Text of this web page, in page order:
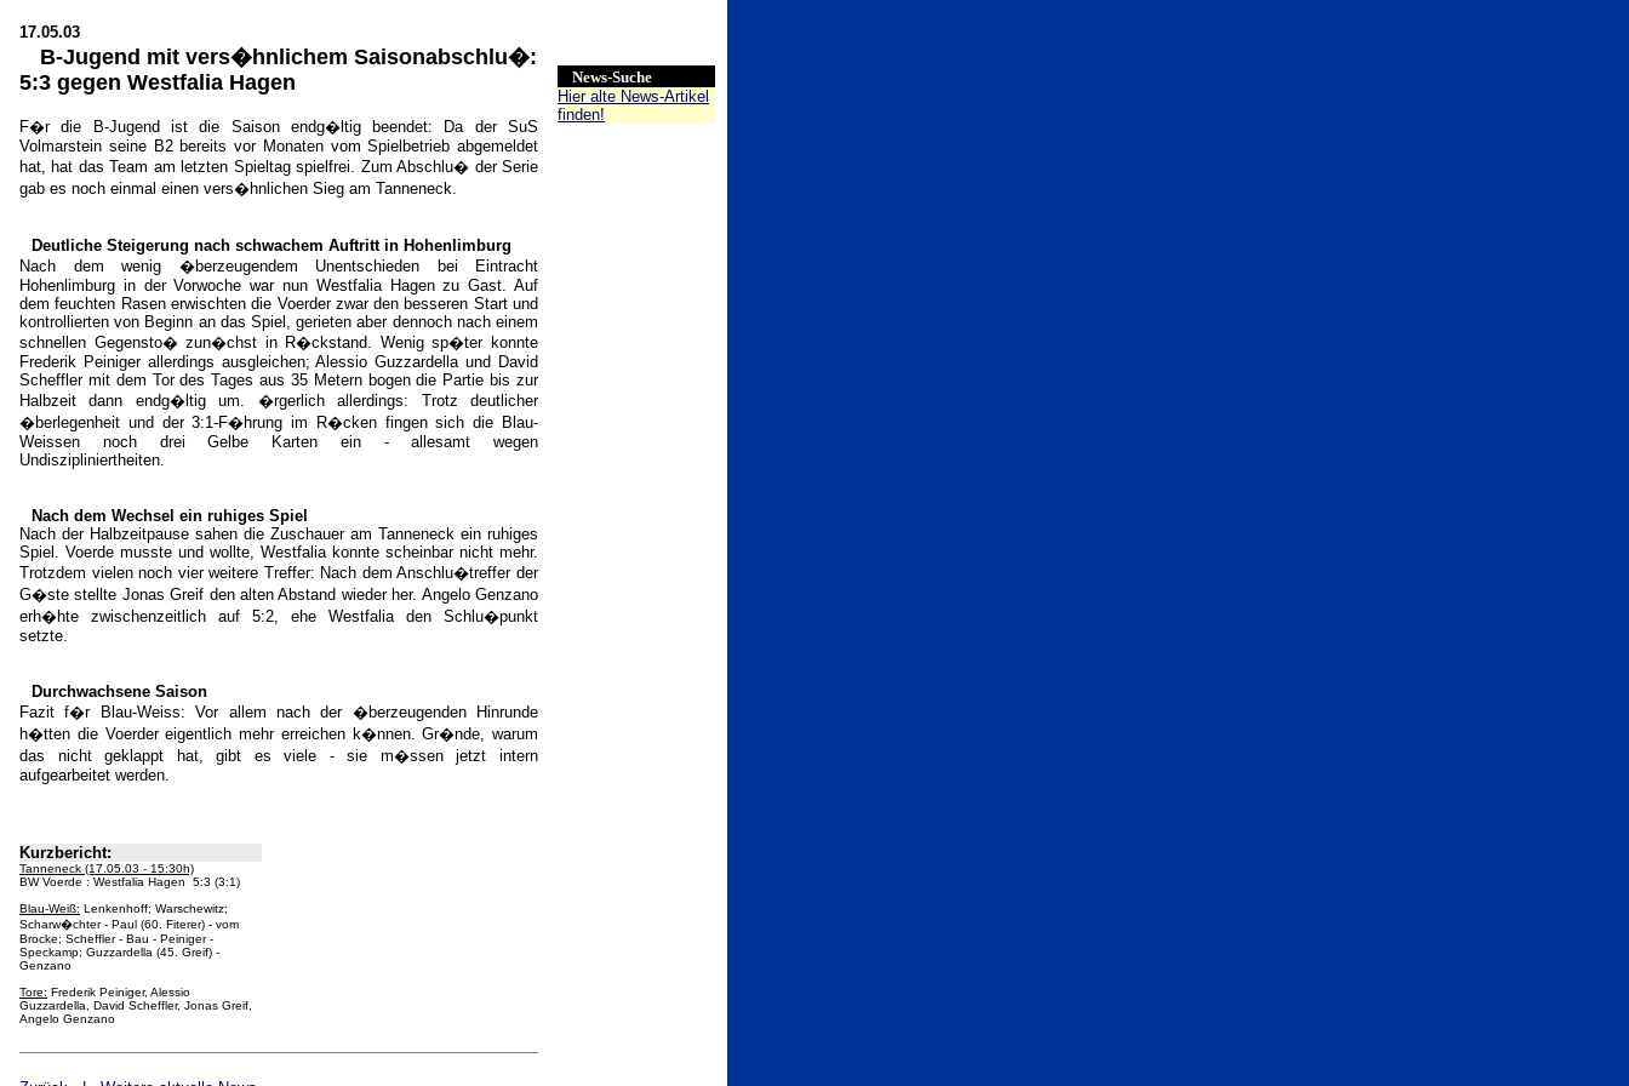
17.05.03
B-Jugend mit vers�hnlichem Saisonabschlu�:
5:3 gegen Westfalia Hagen
F�r die B-Jugend ist die Saison endg�ltig beendet: Da der SuS
Volmarstein seine B2 bereits vor Monaten vom Spielbetrieb abgemeldet
hat, hat das Team am letzten Spieltag spielfrei. Zum Abschlu� der Serie
gab es noch einmal einen vers�hnlichen Sieg am Tanneneck.
Deutliche Steigerung nach schwachem Auftritt in Hohenlimburg
Nach dem wenig �berzeugendem Unentschieden bei Eintracht
Hohenlimburg in der Vorwoche war nun Westfalia Hagen zu Gast. Auf
dem feuchten Rasen erwischten die Voerder zwar den besseren Start und
kontrollierten von Beginn an das Spiel, gerieten aber dennoch nach einem
schnellen Gegensto� zun�chst in R�ckstand. Wenig sp�ter konnte
Frederik Peiniger allerdings ausgleichen; Alessio Guzzardella und David
Scheffler mit dem Tor des Tages aus 35 Metern bogen die Partie bis zur
Halbzeit dann endg�ltig um. �rgerlich allerdings: Trotz deutlicher
�berlegenheit und der 3:1-F�hrung im R�cken fingen sich die Blau-
Weissen noch drei Gelbe Karten ein - allesamt wegen
Undiszipliniertheiten.
Nach dem Wechsel ein ruhiges Spiel
Nach der Halbzeitpause sahen die Zuschauer am Tanneneck ein ruhiges
Spiel. Voerde musste und wollte, Westfalia konnte scheinbar nicht mehr.
Trotzdem vielen noch vier weitere Treffer: Nach dem Anschlu�treffer der
G�ste stellte Jonas Greif den alten Abstand wieder her. Angelo Genzano
erh�hte zwischenzeitlich auf 5:2, ehe Westfalia den Schlu�punkt
setzte.
Durchwachsene Saison
Fazit f�r Blau-Weiss: Vor allem nach der �berzeugenden Hinrunde
h�tten die Voerder eigentlich mehr erreichen k�nnen. Gr�nde, warum
das nicht geklappt hat, gibt es viele - sie m�ssen jetzt intern
aufgearbeitet werden.
Kurzbericht:
Tanneneck (17.05.03 - 15:30h)
BW Voerde : Westfalia Hagen 5:3 (3:1)
Blau-Weiß: Lenkenhoff; Warschewitz;
Scharw�chter - Paul (60. Fiterer) - vom
Brocke; Scheffler - Bau - Peiniger -
Speckamp; Guzzardella (45. Greif) -
Genzano
Tore: Frederik Peiniger, Alessio
Guzzardella, David Scheffler, Jonas Greif,
Angelo Genzano
News-Suche
Hier alte News-Artikel
finden!